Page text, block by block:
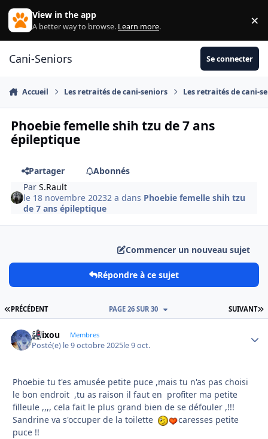
Aller au contenu
View in the app
A better way to browse. Learn more. ×
Cani-Seniors Se connecter
Accueil Les retraités de cani-seniors Les retraités de cani-
Phoebie femelle shih tzu de 7 ans
épileptique
Partager
Abonnés
ParS.Rault
le 18 novembre 20232 a dans Phoebie femelle shih tzu
de 7 ans épileptique
Commencer un nouveau sujet
Répondre à ce sujet
PREMIÈRE PAGE
PRÉCÉDENT SUIVANT
PAGE 26 SUR 30
felixou Membres
Posté(e) le 9 octobre 2025le 9 oct.
Phoebie tu t'es amusée petite puce ,mais tu n'as pas choisi
le bon endroit ,tu as raison il faut en profiter ma petite
filleule ,,,, cela fait le plus grand bien de se défouler ,!!!
Sandrine va s'occuper de la toilette
caresses petite
puce !!